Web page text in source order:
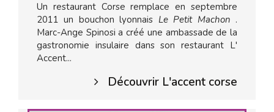
Un restaurant Corse remplace en septembre
2011 un bouchon lyonnais Le Petit Machon .
Marc-Ange Spinosi a créé une ambassade de la
gastronomie insulaire dans son restaurant L'
Accent...
Découvrir L'accent corse